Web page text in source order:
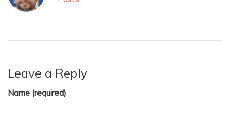
Leave a Reply
Name (required)